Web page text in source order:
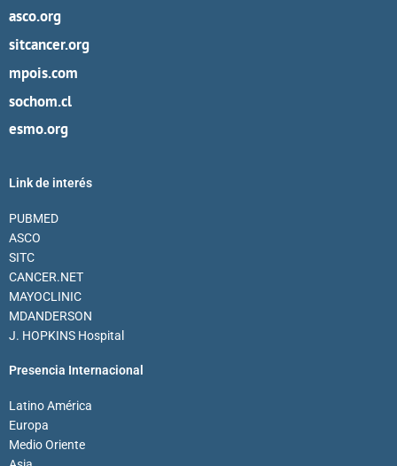
asco.org
sitcancer.org
mpois.com
sochom.cl
esmo.org
Link de interés
PUBMED
ASCO
SITC
CANCER.NET
MAYOCLINIC
MDANDERSON
J. HOPKINS Hospital
Presencia Internacional
Latino América
Europa
Medio Oriente